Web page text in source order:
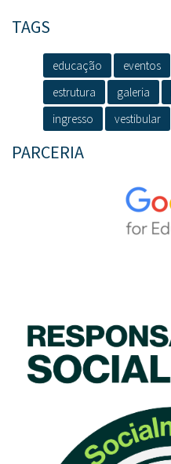
TAGS
educação eventos
estrutura
galeria
ingresso
vestibular
PARCERIA